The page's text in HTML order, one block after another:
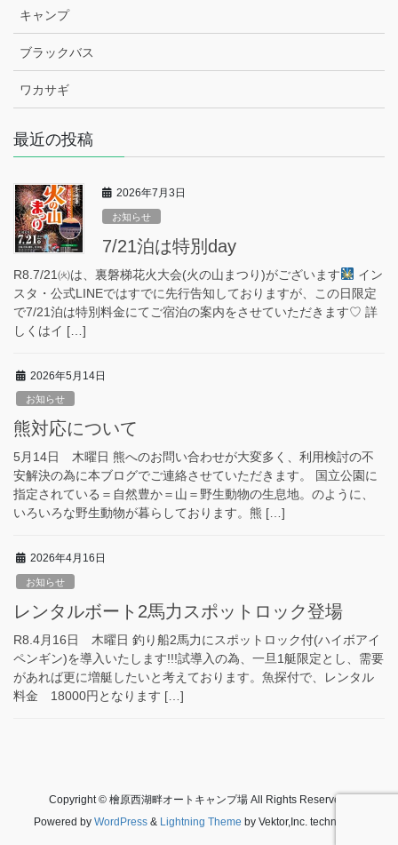
キャンプ
ブラックバス
ワカサギ
最近の投稿
2026年7月3日
お知らせ
7/21泊は特別day
R8.7/21㈫は、裏磐梯花火大会(火の山まつり)がございます
イン
スタ・公式LINEではすでに先行告知しておりますが、この日限定
で7/21泊は特別料金にてご宿泊の案内をさせていただきます♡ 詳
しくはイ […]
2026年5月14日
お知らせ
熊対応について
5月14日 木曜日 熊へのお問い合わせが大変多く、利用検討の不
安解決の為に本ブログでご連絡させていただきます。 国立公園に
指定されている＝自然豊か＝山＝野生動物の生息地。のように、
いろいろな野生動物が暮らしております。熊 […]
2026年4月16日
お知らせ
レンタルボート2馬力スポットロック登場
R8.4月16日 木曜日 釣り船2馬力にスポットロック付(ハイボアイ
ペンギン)を導入いたします!!!試導入の為、一旦1艇限定とし、需要
があれば更に増艇したいと考えております。魚探付で、レンタル
料金 18000円となります […]
Copyright © 檜原西湖畔オートキャンプ場 All Rights Reserved.
Powered by WordPress& Lightning Theme by Vektor,Inc. technology.